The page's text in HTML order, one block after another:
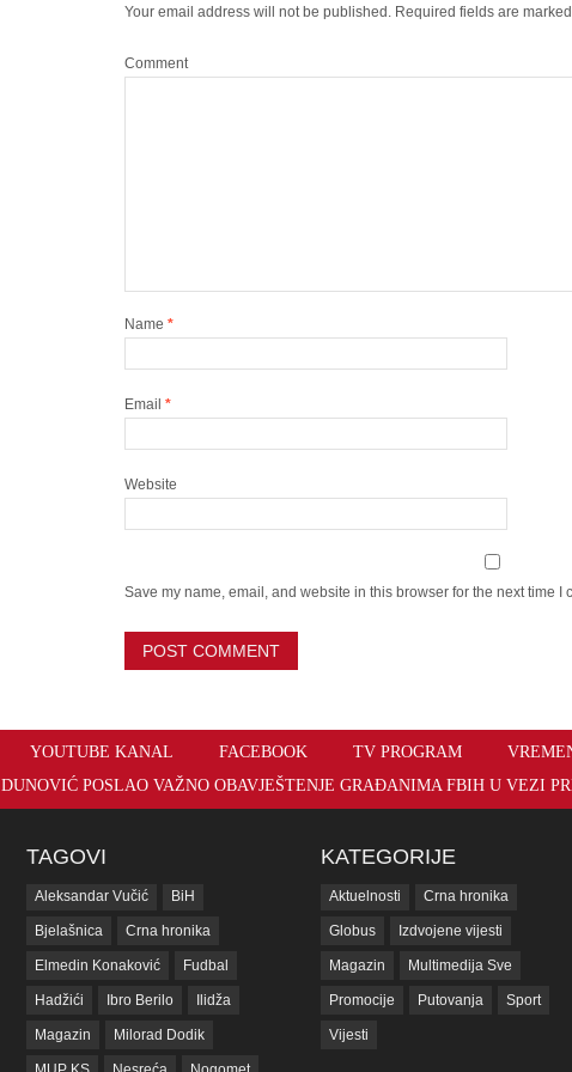
Your email address will not be published. Required fields are
Comment
Name *
Email *
Website
Save my name, email, and website in this browser for the next time I
YOUTUBE KANAL FACEBOOK TV PROGRAM
DUNOVIĆ POSLAO VAŽNO OBAVJEŠTENJE GRAĐANIMA FBIH U VEZI
TAGOVI
Aleksandar Vučić BiH
Bjelašnica Crna hronika
Elmedin Konaković Fudbal
Hadžići Ibro Berilo Ilidža
Magazin Milorad Dodik
KATEGORIJE
Aktuelnosti Crna hronika
Globus Izdvojene vijesti
Magazin Multimedija Sve
Promocije Putovanja Sport
Vijesti